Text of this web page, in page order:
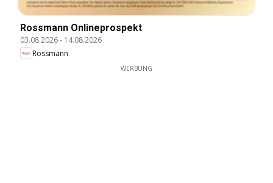
Rossmann Onlineprospekt
03.08.2026- 14.08.2026
Rossmann
WERBUNG